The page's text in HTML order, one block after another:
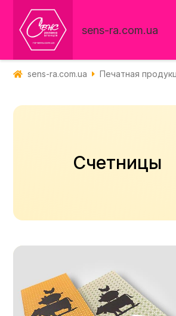
sens-ra.com.ua
sens-ra.com.ua Печатная
Счетницы